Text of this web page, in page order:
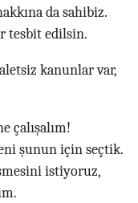
da sahibiz.
tesbit edilsin.
kanunlar var,
çalışalım!
şunun için seçtik.
istiyoruz,